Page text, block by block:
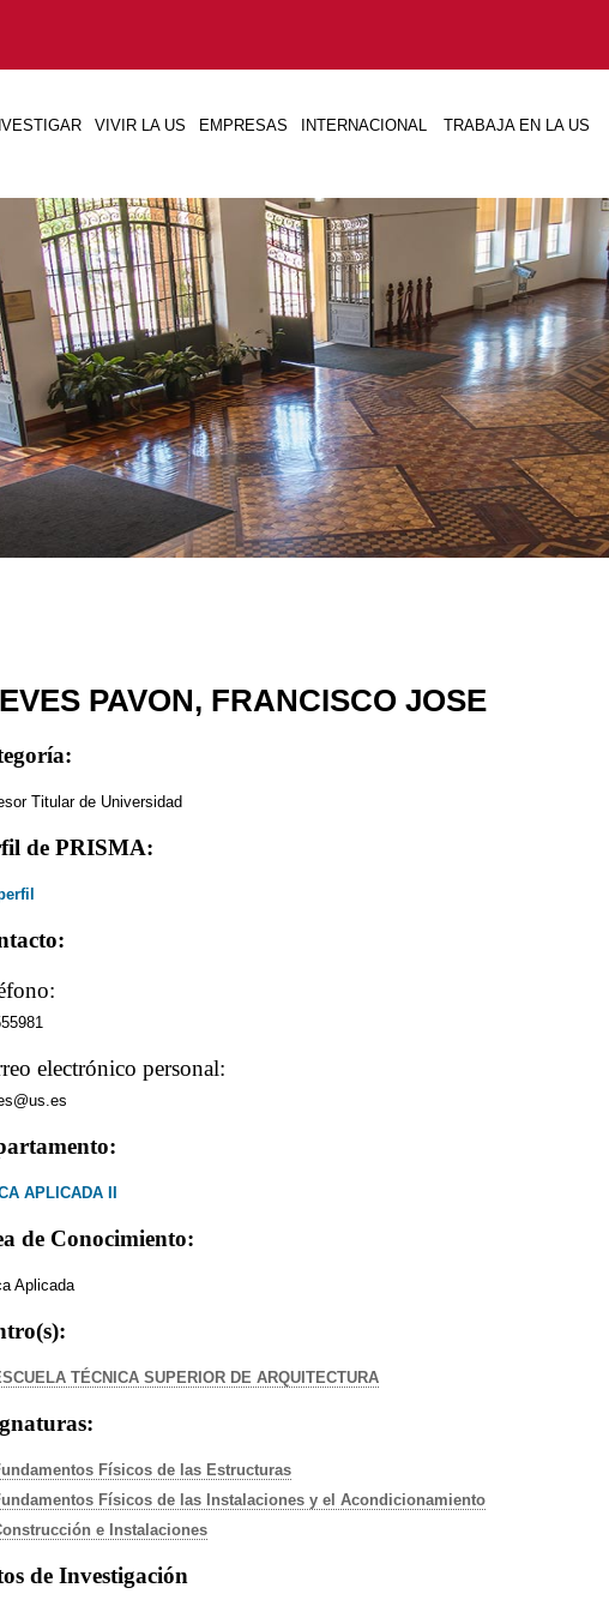
VIVIR LA US EMPRESAS INTERNACIONAL TRABAJA EN LA US
PAVON, FRANCISCO JOSE
Titular de Universidad
de PRISMA:
electrónico personal:
APLICADA II
de Conocimiento:
Aplicada
TÉCNICA SUPERIOR DE ARQUITECTURA
Físicos de las Estructuras
Físicos de las Instalaciones y el Acondicionamiento
e Instalaciones
de Investigación